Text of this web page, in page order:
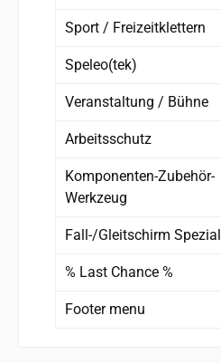
Sport / Freizeitklettern
Speleo(tek)
Veranstaltung / Bühne
Arbeitsschutz
Komponenten-Zubehör-
Werkzeug
Fall-/Gleitschirm Spezial
% Last Chance %
Footer menu